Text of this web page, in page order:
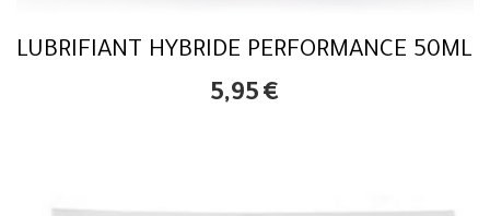
LUBRIFIANT HYBRIDE PERFORMANCE 50ML
5,95 €